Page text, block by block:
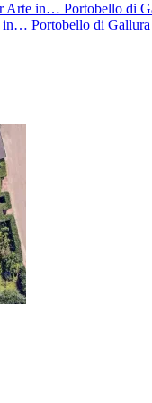
in… Portobello di
Portobello di Gallura